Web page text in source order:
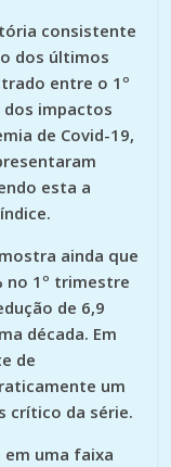
consistente
dos últimos
entre o 1º
dos impactos
de Covid-19,
esta a
ainda que
no 1º trimestre
de 6,9
década. Em
de
um
crítico da série.
uma faixa